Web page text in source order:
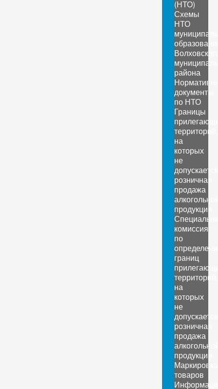
(НТО)
Схемы
НТО
района
документы
по НТО
Границы
территорий,
на
которых
не
допускается
розничная
продажа
продукции
комиссия
по
границ
территорий,
на
которых
не
допускается
розничная
продажа
продукции
Маркировка
товаров